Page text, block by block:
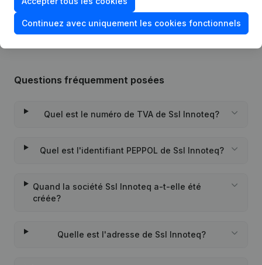
08-04-2014
Personne Morale, Ouverture
Succursale, etc...)(NL)
Questions fréquemment posées
Quel est le numéro de TVA de Ssl Innoteq?
Quel est l'identifiant PEPPOL de Ssl Innoteq?
Quand la société Ssl Innoteq a-t-elle été
créée?
Quelle est l'adresse de Ssl Innoteq?
Continuez avec uniquement les cookies fonctionnels